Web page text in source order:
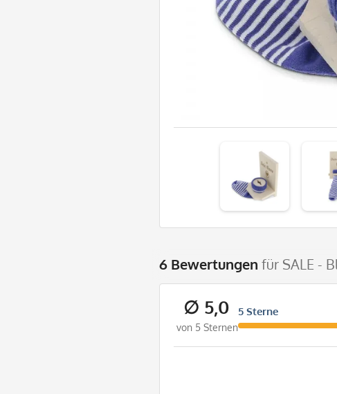
6 Bewertungen für SALE -
∅ 5,0
von 5 Sternen
5 Sterne